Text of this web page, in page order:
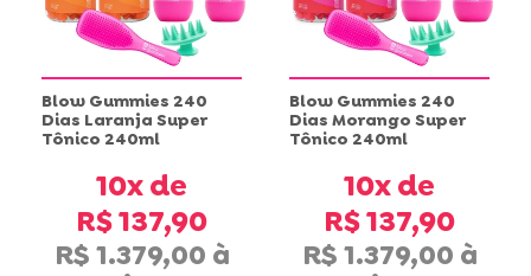
Blow Gummies 240
Dias Laranja Super
Tônico 240ml
R$ 1.379,00
10x
R$ 137,90
Blow Gummies 240
Dias Morango Super
Tônico 240ml
R$ 1.379,00
10x
R$ 137,90